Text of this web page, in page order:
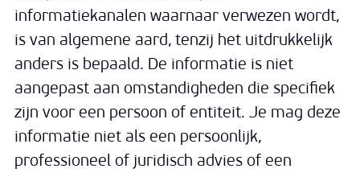
informatiekanalen waarnaar verwezen wordt,
is van algemene aard, tenzij het uitdrukkelijk
anders is bepaald. De informatie is niet
aangepast aan omstandigheden die specifiek
zijn voor een persoon of entiteit. Je mag deze
informatie niet als een persoonlijk,
professioneel of juridisch advies of een